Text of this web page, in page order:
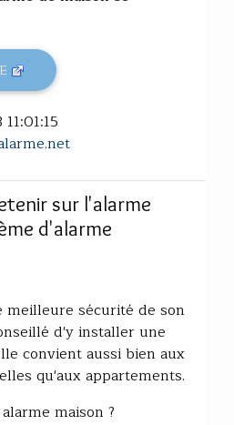
sur l'alarme
d'alarme
meilleure sécurité de son
d'y installer une
convient aussi bien aux
qu'aux appartements.
maison ?